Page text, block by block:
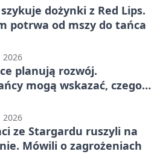
dożynki z Red Lips.
potrwa od mszy do tańca
planują rozwój.
mogą wskazać, czego
ze Stargardu ruszyli na
Mówili o zagrożeniach